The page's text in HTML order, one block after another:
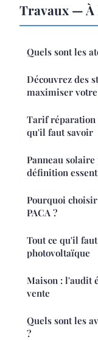
Travaux — À
Quels sont les
Découvrez des
maximiser
Tarif réparation
qu'il faut savoir
Panneau
définition
Pourquoi
PACA ?
Tout ce qu'il
photovoltaïque
Maison : l'audit
vente
Quels sont les
?